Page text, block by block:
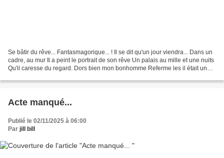
Se bâtir du rêve... Fantasmagorique... ! Il se dit qu'un jour viendra... Dans un
cadre, au mur Il a peint le portrait de son rêve Un palais au mille et une nuits
Qu'il caresse du regard. Dors bien mon bonhomme Referme les il était une
Acte manqué...
Publié le 02/11/2025 à 06:00
Par jill bill